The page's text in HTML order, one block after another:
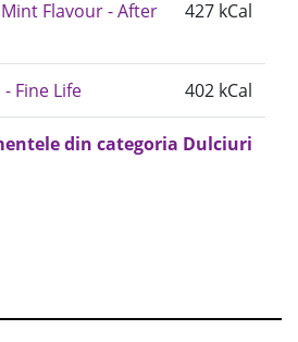
Flavour - After
427 kCal
Fine Life 402 kCal
din categoria Dulciuri